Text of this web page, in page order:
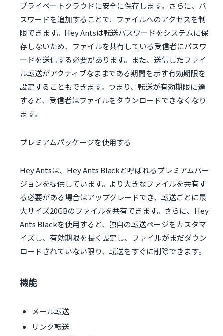
プライベートクラウドに安全に保存します。さらに、パ
スワードを追加することで、ファイルへのアクセスを制
限できます。Hey Antsは転送パスワードをシステムに保
存しないため、ファイルを共有している受信者にパスワ
ードを送信する必要があります。また、送信したファイ
ル転送がアクティブなままである期間を示す有効期限を
設定することもできます。つまり、転送が有効期限に達
すると、受信者はファイルをダウンロードできなくなり
ます。
プレミアムパッケージを使用する
Hey Antsは、Hey Ants Blackと呼ばれるプレミアムバー
ジョンを提供しています。より大きなファイルを共有す
る必要がある場合はアップグレードでき、転送ごとに最
大サイズ20GBのファイルを共有できます。さらに、Hey
Ants Blackを使用すると、独自の転送ページをカスタマ
イズし、有効期限を長く設定し、ファイルがまだダウン
ロードされていない限り、転送をすぐに削除できます。
機能
メール転送
リンク転送